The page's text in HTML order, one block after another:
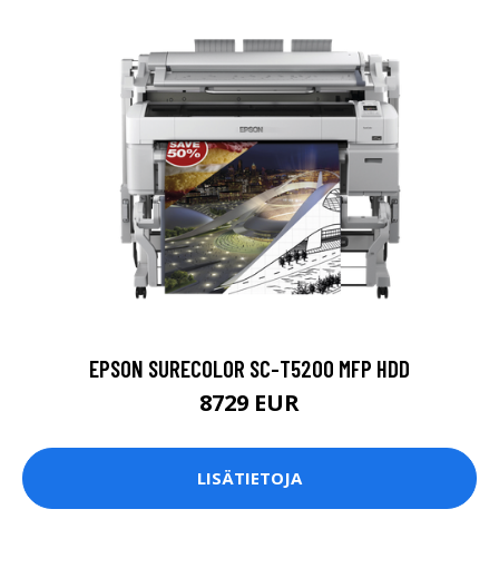
EPSON SURECOLOR SC-T5200 MFP HDD
8729 EUR
LISÄTIETOJA